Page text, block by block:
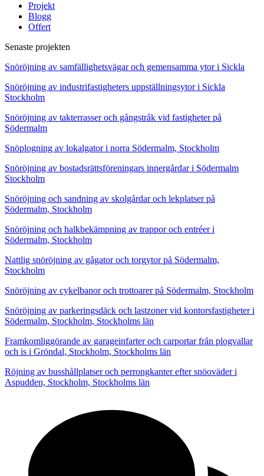
Projekt
Blogg
Offert
Senaste projekten
Snöröjning av samfällighetsvägar och gemensamma ytor i Sickla
Snöröjning av industrifastigheters uppställningsytor i Sickla
Stockholm
Snöröjning av takterrasser och gångstråk vid fastigheter på
Södermalm
Snöplogning av lokalgator i norra Södermalm, Stockholm
Snöröjning av bostadsrättsföreningars innergårdar i Södermalm
Stockholm
Snöröjning och sandning av skolgårdar och lekplatser på
Södermalm, Stockholm
Snöröjning och halkbekämpning av trappor och entréer i
Södermalm, Stockholm
Nattlig snöröjning av gågator och torgytor på Södermalm,
Stockholm
Snöröjning av cykelbanor och trottoarer på Södermalm, Stockholm
Snöröjning av parkeringsdäck och lastzoner vid kontorsfastigheter i
Södermalm, Stockholm, Stockholms län
Framkomliggörande av garageinfarter och carportar från plogvallar
och is i Gröndal, Stockholm, Stockholms län
Röjning av busshållplatser och perrongkanter efter snöoväder i
Aspudden, Stockholm, Stockholms län